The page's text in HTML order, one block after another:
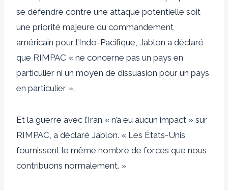
se défendre contre une attaque potentielle soit
une priorité majeure du commandement
américain pour l’Indo-Pacifique, Jablon a déclaré
que RIMPAC « ne concerne pas un pays en
particulier ni un moyen de dissuasion pour un pays
en particulier ».
Et la guerre avec l’Iran « n’a eu aucun impact » sur
RIMPAC, a déclaré Jablon. « Les États-Unis
fournissent le même nombre de forces que nous
contribuons normalement. »